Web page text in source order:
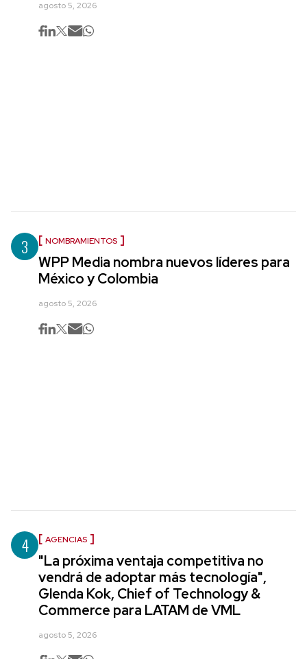
agosto 5, 2026
3 NOMBRAMIENTOS
WPP Media nombra nuevos líderes para
México y Colombia
agosto 5, 2026
4 AGENCIAS
"La próxima ventaja competitiva no
vendrá de adoptar más tecnología",
Glenda Kok, Chief of Technology &
Commerce para LATAM de VML
agosto 5, 2026